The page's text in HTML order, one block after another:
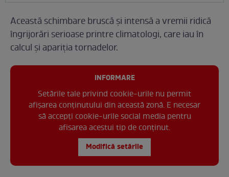
Această schimbare bruscă și intensă a vremii ridică
îngrijorări serioase printre climatologi, care iau în
calcul și apariția tornadelor.
INFORMARE
Setările tale privind cookie-urile nu permit
afișarea conținutului din această zonă. E necesar
să accepți cookie-urile social media pentru
afisarea acestui tip de conținut.
Modifică setările